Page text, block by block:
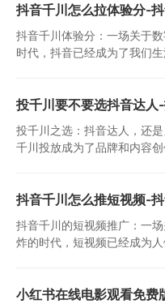
抖音千川怎么拉体验分-
抖音千川体验分：一场关于
时代，抖音已经成为了我们
投千川要不要选抖音达人
投千川之选：抖音达人，还
千川投放成为了品牌和内容
抖音千川怎么推短视频-
抖音千川的短视频推广：一
炸的时代，短视频已经成为
小红书在线电影观看免费